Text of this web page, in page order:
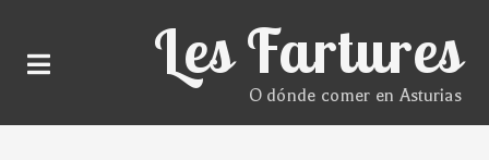
Les Fartures
O dónde comer en Asturias